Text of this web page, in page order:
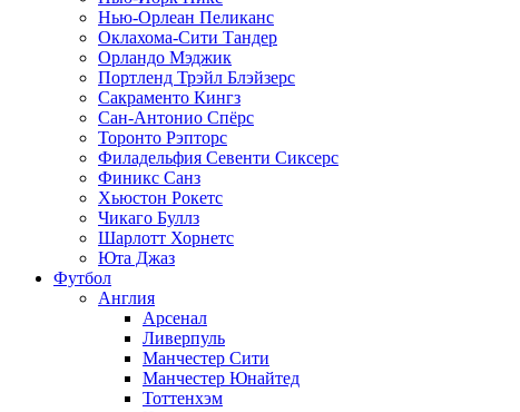
Нью-Орлеан Пеликанс
Оклахома-Сити Тандер
Орландо Мэджик
Портленд Трэйл Блэйзерс
Сакраменто Кингз
Сан-Антонио Спёрс
Торонто Рэпторс
Филадельфия Севенти Сиксерс
Финикс Санз
Хьюстон Рокетс
Чикаго Буллз
Шарлотт Хорнетс
Юта Джаз
Футбол
Англия
Арсенал
Ливерпуль
Манчестер Сити
Манчестер Юнайтед
Тоттенхэм